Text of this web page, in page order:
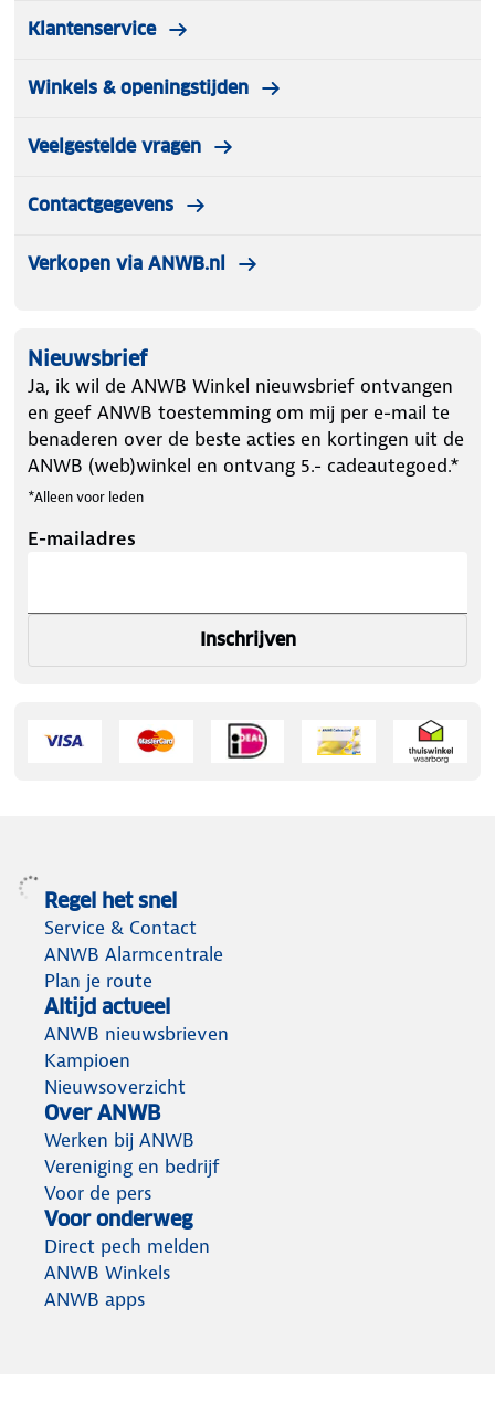
Klantenservice
Winkels & openingstijden
Veelgestelde vragen
Contactgegevens
Verkopen via ANWB.nl
Nieuwsbrief
Ja, ik wil de ANWB Winkel nieuwsbrief ontvangen
en geef ANWB toestemming om mij per e-mail te
benaderen over de beste acties en kortingen uit de
ANWB (web)winkel en ontvang 5.- cadeautegoed.*
*Alleen voor leden
E-mailadres
Inschrijven
Regel het snel
Service & Contact
ANWB Alarmcentrale
Plan je route
Altijd actueel
ANWB nieuwsbrieven
Kampioen
Nieuwsoverzicht
Over ANWB
Werken bij ANWB
Vereniging en bedrijf
Voor de pers
Voor onderweg
Direct pech melden
ANWB Winkels
ANWB apps